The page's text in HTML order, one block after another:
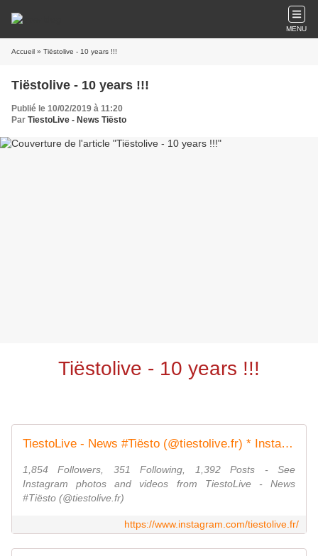
MENU
Accueil » Tiëstolive - 10 years !!!
Tiëstolive - 10 years !!!
Publié le 10/02/2019 à 11:20
Par TiestoLive - News Tiësto
Tiëstolive - 10 years !!!
TiestoLive - News #Tiësto (@tiestolive.fr) * Instagram photos and videos
1,854 Followers, 351 Following, 1,392 Posts - See
Instagram photos and videos from TiestoLive - News
#Tiësto (@tiestolive.fr)
https://www.instagram.com/tiestolive.fr/